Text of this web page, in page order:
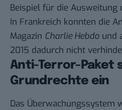
Beispiel für die Ausweitung
In Frankreich konnten die
Magazin Charlie Hebdo und
2015 dadurch nicht
Anti-Terror-Paket
Grundrechte ein
Das Überwachungssystem